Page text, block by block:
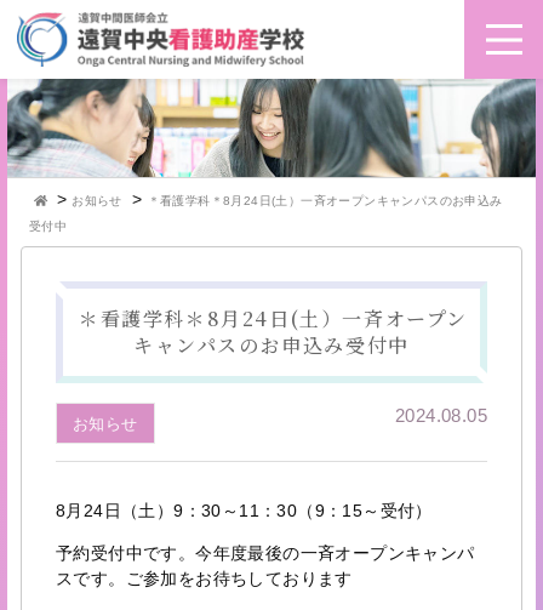
> お知らせ >
＊看護学科＊8月24日(土）一斉オープンキャンパスのお申込み
受付中
＊看護学科＊8月24日(土）一斉オープン
キャンパスのお申込み受付中
お知らせ 2024.08.05
8月24日（土）9：30～11：30（9：15～受付）
予約受付中です。今年度最後の一斉オープンキャンパ
スです。ご参加をお待ちしております